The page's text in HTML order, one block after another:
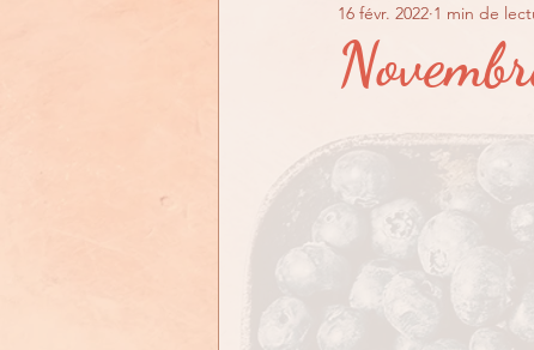
Info Métier DME
16 févr. 2022 1 min de